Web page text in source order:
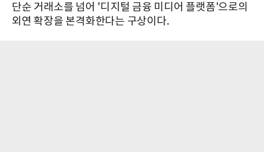
단순 거래소를 넘어 '디지털 금융 미디어 플랫폼'으로의
외연 확장을 본격화한다는 구상이다.